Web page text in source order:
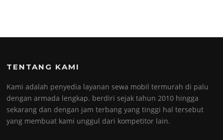
TENTANG KAMI
Kami adalah penyedia layanan sewa mobil termurah di palu
dengan armada lengkap. berdiri sejak tahun 2010 hingga
sekarang dan dengan jam terbang yang tinggi hal tersebut
yang membuat kami unggul dari kompetitor lain.